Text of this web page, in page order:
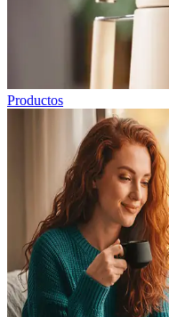
Productos